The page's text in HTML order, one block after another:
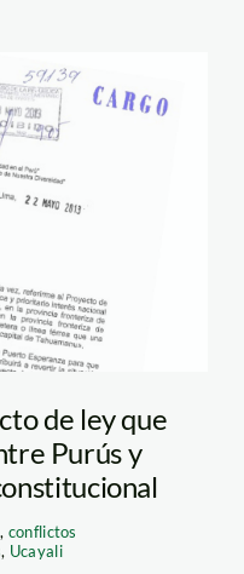
de ley que
Purús y
, conflictos
, Ucayali